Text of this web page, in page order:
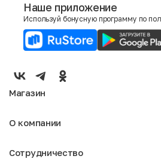
E-mail
Мужской
Наше приложение
Используй бонусную программу по
Магазин
Мужское
О компании
Отзывы
Сотрудничество